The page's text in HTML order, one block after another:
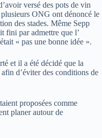
versé des pots de vin
ONG ont dénoncé le
des stades. Même Sepp
fini par admettre que l’
« pas une bonne idée ».
et il a été décidé que la
d’éviter des conditions de
proposées comme
planer autour de